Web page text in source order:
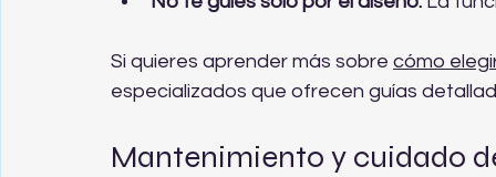
Si quieres aprender más sobre cómo
especializados que ofrecen guías
Mantenimiento y cuidado